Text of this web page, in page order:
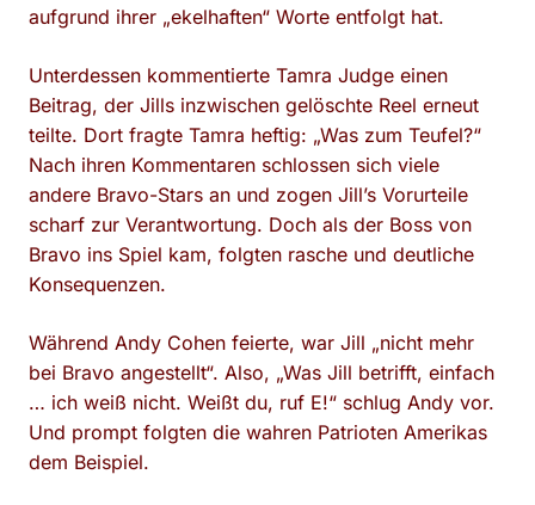
aufgrund ihrer „ekelhaften“ Worte entfolgt hat.
Unterdessen kommentierte Tamra Judge einen
Beitrag, der Jills inzwischen gelöschte Reel erneut
teilte. Dort fragte Tamra heftig: „Was zum Teufel?“
Nach ihren Kommentaren schlossen sich viele
andere Bravo-Stars an und zogen Jill’s Vorurteile
scharf zur Verantwortung. Doch als der Boss von
Bravo ins Spiel kam, folgten rasche und deutliche
Konsequenzen.
Während Andy Cohen feierte, war Jill „nicht mehr
bei Bravo angestellt“. Also, „Was Jill betrifft, einfach
… ich weiß nicht. Weißt du, ruf E!“ schlug Andy vor.
Und prompt folgten die wahren Patrioten Amerikas
dem Beispiel.